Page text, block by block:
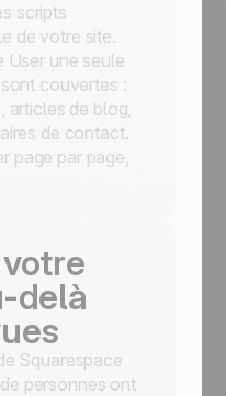
scripts
de votre site.
User une seule
couvertes :
articles de blog,
de contact.
page par page,
delà
Squarespace
personnes ont